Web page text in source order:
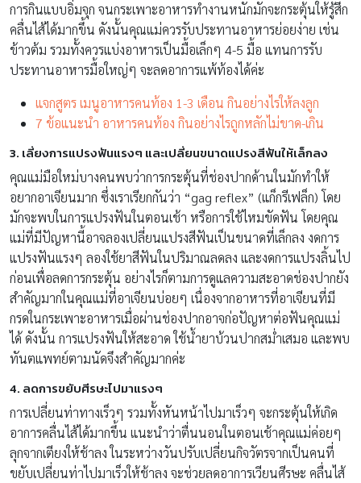
การกินแบบอิ่มจุก จนกระเพาะอาหารทำงานหนักมักจะกระตุ้นให้รู้สึก
คลื่นไส้ได้มากขึ้น ดังนั้นคุณแม่ควรรับประทานอาหารย่อยง่าย เช่น
ข้าวต้ม รวมทั้งควรแบ่งอาหารเป็นมื้อเล็กๆ 4-5 มื้อ แทนการรับ
ประทานอาหารมื้อใหญ่ๆ จะลดอาการแพ้ท้องได้ค่ะ
แจกสูตร เมนูอาหารคนท้อง 1-3 เดือน กินอย่างไรให้ลงลูก
7 ข้อแนะนำ อาหารคนท้อง กินอย่างไรถูกหลักไม่ขาด-เกิน
3. เลี่ยงการแปรงฟันแรงๆ และเปลี่ยนขนาดแปรงสีฟันให้เล็กลง
คุณแม่มือใหม่บางคนพบว่าการกระตุ้นที่ช่องปากด้านในมักทำให้
อยากอาเจียนมาก ซึ่งเราเรียกกันว่า “gag reflex” (แก็กรีเฟล็ก) โดย
มักจะพบในการแปรงฟันในตอนเช้า หรือการใช้ไหมขัดฟัน โดยคุณ
แม่ที่มีปัญหานี้อาจลองเปลี่ยนแปรงสีฟันเป็นขนาดที่เล็กลง งดการ
แปรงฟันแรงๆ ลองใช้ยาสีฟันในปริมาณลดลง และงดการแปรงลิ้นไป
ก่อนเพื่อลดการกระตุ้น อย่างไรก็ตามการดูแลความสะอาดช่องปากยัง
สำคัญมากในคุณแม่ที่อาเจียนบ่อยๆ เนื่องจากอาหารที่อาเจียนที่มี
กรดในกระเพาะอาหารเมื่อผ่านช่องปากอาจก่อปัญหาต่อฟันคุณแม่
ได้ ดังนั้น การแปรงฟันให้สะอาด ใช้น้ำยาบ้วนปากสม่ำเสมอ และพบ
ทันตแพทย์ตามนัดจึงสำคัญมากค่ะ
4. ลดการขยับศีรษะไปมาแรงๆ
การเปลี่ยนท่าทางเร็วๆ รวมทั้งหันหน้าไปมาเร็วๆ จะกระตุ้นให้เกิด
อาการคลื่นไส้ได้มากขึ้น แนะนำว่าตื่นนอนในตอนเช้าคุณแม่ค่อยๆ
ลุกจากเตียงให้ช้าลง ในระหว่างวันปรับเปลี่ยนกิจวัตรจากเป็นคนที่
ขยับเปลี่ยนท่าไปมาเร็วให้ช้าลง จะช่วยลดอาการเวียนศีรษะ คลื่นไส้